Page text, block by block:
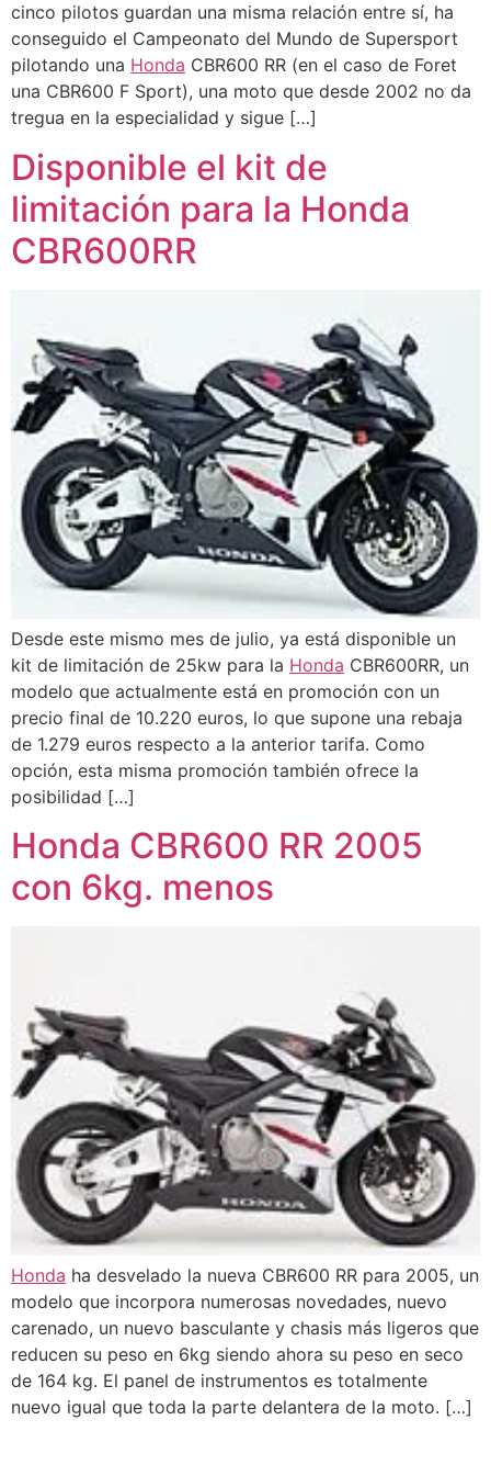
cinco pilotos guardan una misma relación entre sí, ha
conseguido el Campeonato del Mundo de Supersport
pilotando una Honda CBR600 RR (en el caso de Foret
una CBR600 F Sport), una moto que desde 2002 no da
tregua en la especialidad y sigue […]
Disponible el kit de
limitación para la Honda
CBR600RR
Desde este mismo mes de julio, ya está disponible un
kit de limitación de 25kw para la Honda CBR600RR, un
modelo que actualmente está en promoción con un
precio final de 10.220 euros, lo que supone una rebaja
de 1.279 euros respecto a la anterior tarifa. Como
opción, esta misma promoción también ofrece la
posibilidad […]
Honda CBR600 RR 2005
con 6kg. menos
Honda ha desvelado la nueva CBR600 RR para 2005, un
modelo que incorpora numerosas novedades, nuevo
carenado, un nuevo basculante y chasis más ligeros que
reducen su peso en 6kg siendo ahora su peso en seco
de 164 kg. El panel de instrumentos es totalmente
nuevo igual que toda la parte delantera de la moto. […]